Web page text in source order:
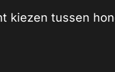
kiezen tussen